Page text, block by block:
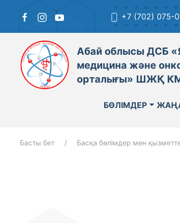
+7 (702) 075-
Абай облысы ДСБ
медицина және
орталығы» ШЖҚ
БӨЛІМДЕР
Басты бет Басқа бөлімдер мен